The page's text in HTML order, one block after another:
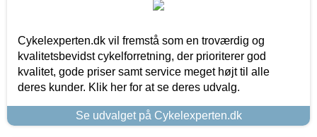
Cykelexperten.dk vil fremstå som en troværdig og
kvalitetsbevidst cykelforretning, der prioriterer god
kvalitet, gode priser samt service meget højt til alle
deres kunder. Klik her for at se deres udvalg.
Se udvalget på Cykelexperten.dk